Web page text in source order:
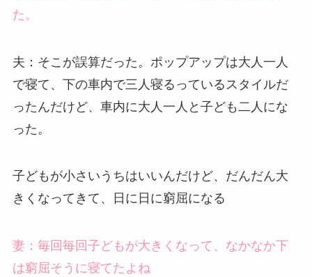
た。
夫：そこが誤算だった。ポップアップは大人一人
で寝て、下の車内で三人寝るっているスタイルだ
ったんだけど、車内に大人一人と子ども二人にな
った。
子どもが小さいうちはいいんだけど、だんだん大
きくなってきて、日に日に窮屈になる
妻：毎回毎回子どもが大きくなって、なかなか下
は窮屈そうに寝てたよね